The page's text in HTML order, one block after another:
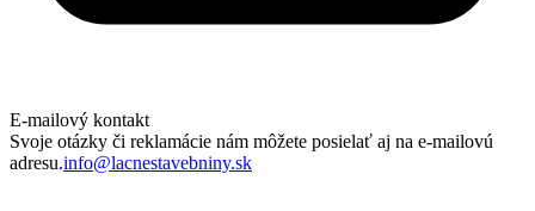
E-mailový kontakt
Svoje otázky či reklamácie nám môžete posielať aj na e-mailovú
adresu.info@lacnestavebniny.sk